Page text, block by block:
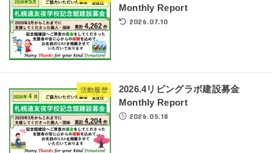
Monthly Report
2026.07.10
活動履歴
2026.4リビングラボ建設募金
Monthly Report
2026.05.18